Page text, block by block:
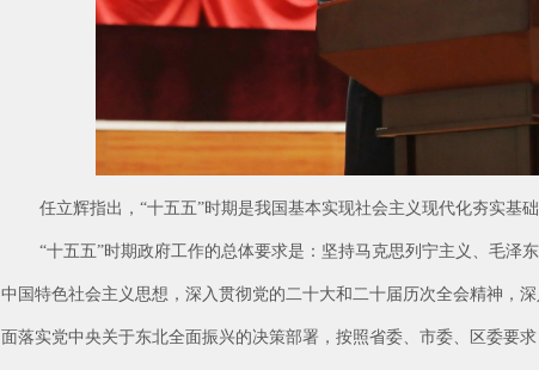
任立辉指出，“十五五”时期是我国基本实现社会主义现代化夯实基
“十五五”时期政府工作的总体要求是：坚持马克思列宁主义、毛泽
中国特色社会主义思想，深入贯彻党的二十大和二十届历次全会精神，
面落实党中央关于东北全面振兴的决策部署，按照省委、市委、区委要